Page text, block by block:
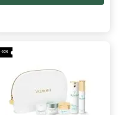
-50%